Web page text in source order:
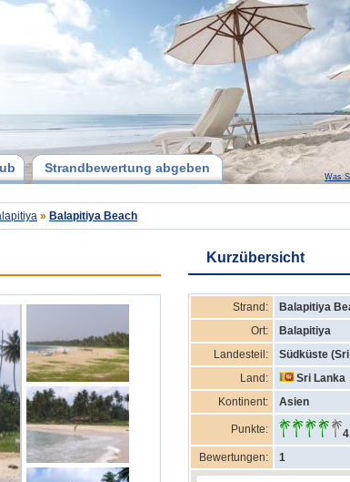
Strandbewertung abgeben
Was
» Balapitiya Beach
Kurzübersicht
Strand:
Balapitiya
Ort:
Balapitiya
Landesteil:
Südküste
Land:
Sri Lanka
Kontinent:
Asien
Punkte:
Bewertungen: 1